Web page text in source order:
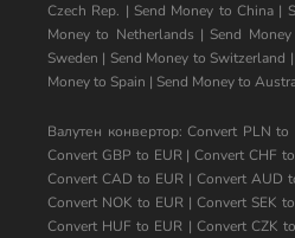
Czech Rep. | Send Money to China|
Money to Netherlands | Send
Sweden | Send Money to Switzerland |
Money to Spain | Send Money to
Валутен конвертор:Convert PLN to
Convert GBP to EUR|Convert CHF
Convert CAD to EUR | Convert AUD
Convert NOK to EUR| Convert SEK
Convert HUF to EUR | Convert CZK